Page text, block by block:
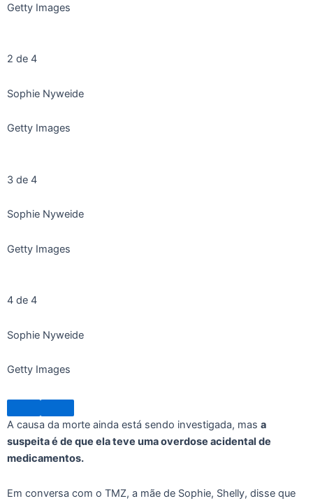
Getty Images
2 de 4
Sophie Nyweide
Getty Images
3 de 4
Sophie Nyweide
Getty Images
4 de 4
Sophie Nyweide
Getty Images
A causa da morte ainda está sendo investigada, mas a
suspeita é de que ela teve uma overdose acidental de
medicamentos.
Em conversa com o TMZ, a mãe de Sophie, Shelly, disse que